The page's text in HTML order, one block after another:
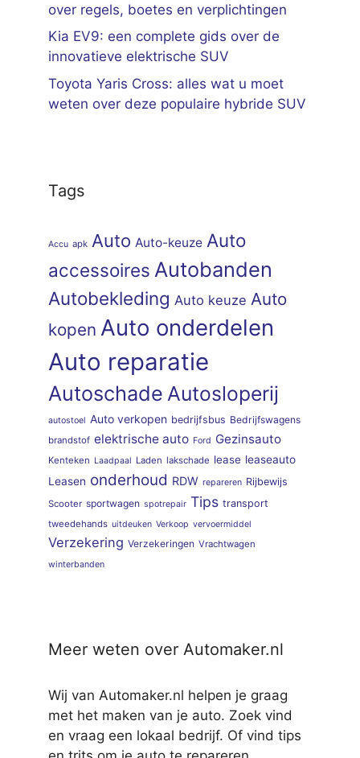
over regels, boetes en verplichtingen
Kia EV9: een complete gids over de
innovatieve elektrische SUV
Toyota Yaris Cross: alles wat u moet
weten over deze populaire hybride SUV
Tags
Accu apk Auto Auto-keuze Auto
accessoires Autobanden
Autobekleding Auto keuze Auto
kopen Auto onderdelen
Auto reparatie
Autoschade Autosloperij
autostoel Auto verkopen bedrijfsbus Bedrijfswagens
brandstof elektrische auto Ford Gezinsauto
Kenteken Laadpaal Laden lakschade lease leaseauto
Leasen onderhoud RDW repareren Rijbewijs
Scooter sportwagen spotrepair Tips transport
tweedehands uitdeuken Verkoop vervoermiddel
Verzekering Verzekeringen Vrachtwagen
winterbanden
Meer weten over Automaker.nl
Wij van Automaker.nl helpen je graag
met het maken van je auto. Zoek vind
en vraag een lokaal bedrijf. Of vind tips